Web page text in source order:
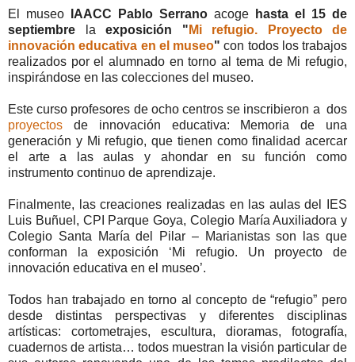
El museo IAACC Pablo Serrano acoge
hasta el 15 de
septiembre la exposición " Mi refugio. Proyecto de
innovación educativa en el museo" con todos los trabajos
realizados por el alumnado en torno al tema de Mi refugio,
inspirándose en las colecciones del museo.
Este curso profesores de ocho centros se inscribieron a dos
proyectos de innovación educativa: Memoria de una
generación y Mi refugio, que tienen como finalidad acercar
el arte a las aulas y ahondar en su función como
instrumento continuo de aprendizaje.
Finalmente, las creaciones realizadas en las aulas del IES
Luis Buñuel, CPI Parque Goya, Colegio María Auxiliadora y
Colegio Santa María del Pilar – Marianistas son las que
conforman la exposición ‘Mi refugio. Un proyecto de
innovación educativa en el museo’.
Todos han trabajado en torno al concepto de “refugio” pero
desde distintas perspectivas y diferentes disciplinas
artísticas: cortometrajes, escultura, dioramas, fotografía,
cuadernos de artista… todos muestran la visión particular de